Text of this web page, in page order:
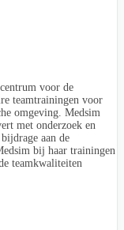
voor de
teamtrainingen voor
omgeving. Medsim
met onderzoek en
aan de
bij haar trainingen
teamkwaliteiten